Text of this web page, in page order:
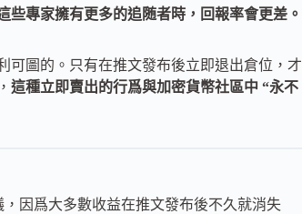
專家擁有更多的追随者時，回報率會更差。
可圖的。只有在推文發布後立即退出倉位，才
這種立即賣出的行爲與加密貨幣社區中 “永不
因爲大多數收益在推文發布後不久就消失